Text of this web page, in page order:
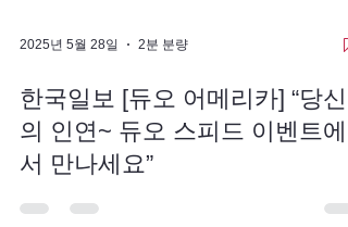
2025년 5월 28일 2분 분량
한국일보 [듀오 어메리카] “당신
의 인연~ 듀오 스피드 이벤트에